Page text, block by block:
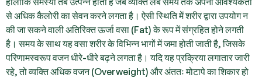
से अधिक कैलोरी का सेवन करने लगता है। ऐसी स्थिति में शरीर द्वारा उपयोग न
की जा सकने वाली अतिरिक्त ऊर्जा वसा (Fat) के रूप में संग्रहित होने लगती
है। समय के साथ यह वसा शरीर के विभिन्न भागों में जमा होती जाती है, जिसके
परिणामस्वरूप वजन धीरे-धीरे बढ़ने लगता है। यदि यह प्रक्रिया लगातार जारी
रहे, तो व्यक्ति अधिक वजन (Overweight) और अंततः मोटापे का शिकार हो